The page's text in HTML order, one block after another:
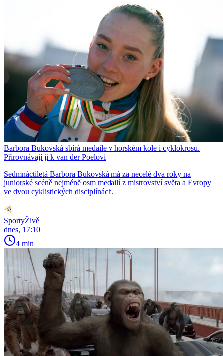
Barbora Bukovská sbírá medaile v horském kole i cyklokrosu.
Přirovnávají ji k van der Poelovi
Sedmnáctiletá Barbora Bukovská má za necelé dva roky na
juniorské scéně nejméně osm medailí z mistrovství světa a Evropy
ve dvou cyklistických disciplínách.
SportyŽivě
dnes, 17:10
4 min